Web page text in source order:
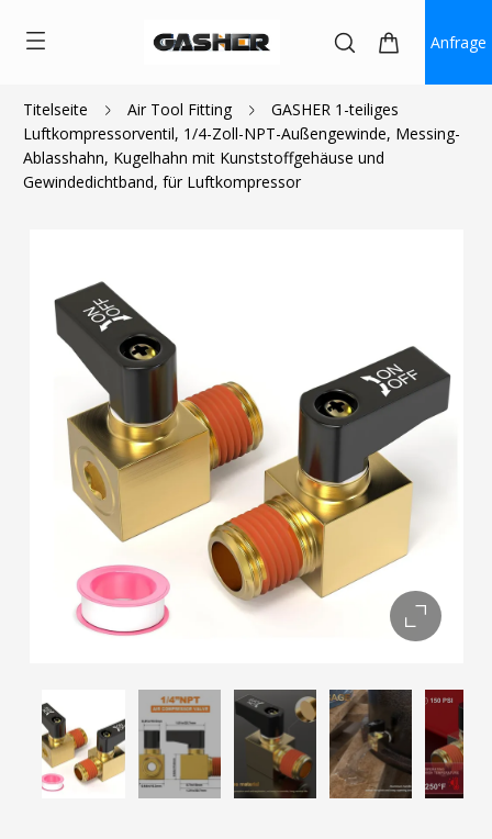
Anfrage
Titelseite Air Tool Fitting
GASHER 1-teiliges
Luftkompressorventil, 1/4-Zoll-NPT-Außengewinde, Messing-
Ablasshahn, Kugelhahn mit Kunststoffgehäuse und
Gewindedichtband, für Luftkompressor
$5.00 $3.75